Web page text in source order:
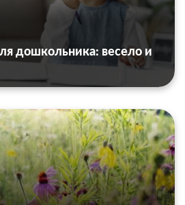
дошкольника: весело и